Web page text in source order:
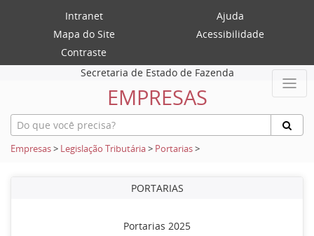
Intranet
Ajuda
Mapa do Site
Acessibilidade
Contraste
Secretaria de Estado de Fazenda
EMPRESAS
Empresas> Legislação Tributária> Portarias>
PORTARIAS
Portarias 2025